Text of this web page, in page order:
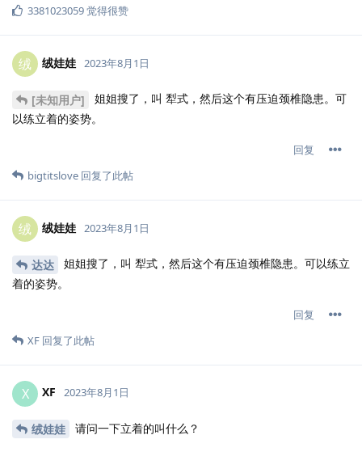
3381023059觉得很赞
绒 绒娃娃 2023年8月1日
[未知用户]
姐姐搜了，叫 犁式，然后这个有压迫颈椎隐患。可
以练立着的姿势。
回复
bigtitslove 回复了此帖
绒 绒娃娃 2023年8月1日
达达
姐姐搜了，叫 犁式，然后这个有压迫颈椎隐患。可以练立
着的姿势。
回复
XF 回复了此帖
X XF 2023年8月1日
绒娃娃 请问一下立着的叫什么？